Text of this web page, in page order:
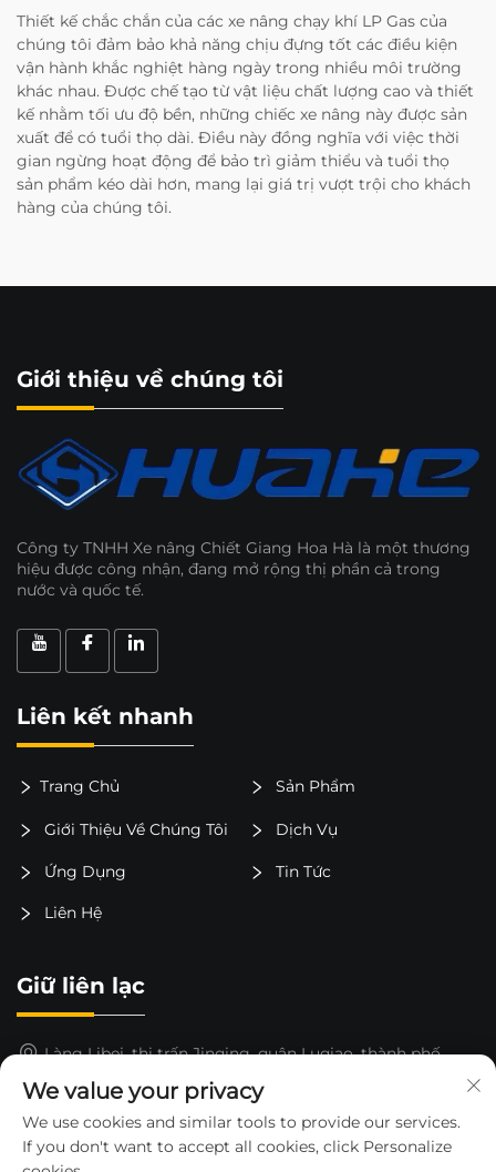
Thiết kế chắc chắn của các xe nâng chạy khí LP Gas của
chúng tôi đảm bảo khả năng chịu đựng tốt các điều kiện
vận hành khắc nghiệt hàng ngày trong nhiều môi trường
khác nhau. Được chế tạo từ vật liệu chất lượng cao và thiết
kế nhằm tối ưu độ bền, những chiếc xe nâng này được sản
xuất để có tuổi thọ dài. Điều này đồng nghĩa với việc thời
gian ngừng hoạt động để bảo trì giảm thiểu và tuổi thọ
sản phẩm kéo dài hơn, mang lại giá trị vượt trội cho khách
hàng của chúng tôi.
Giới thiệu về chúng tôi
Công ty TNHH Xe nâng Chiết Giang Hoa Hà là một thương
hiệu được công nhận, đang mở rộng thị phần cả trong
nước và quốc tế.
Liên kết nhanh
Trang Chủ Sản Phẩm
Giới Thiệu Về Chúng Tôi Dịch Vụ
Ứng Dụng Tin Tức
Liên Hệ
Giữ liên lạc
Làng Libei, thị trấn Jinqing, quận Luqiao, thành phố
15325652000
[email protected]
We value your privacy
We use cookies and similar tools to provide our services.
If you don't want to accept all cookies, click Personalize